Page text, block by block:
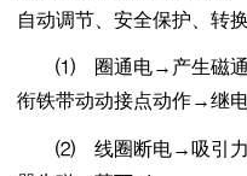
自动调节、安全保护、转
⑴ 圈通电→产生磁通→
衔铁带动动接点动作→继电
⑵ 线圈断电→吸引力